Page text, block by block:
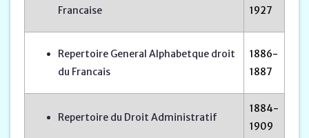
Francaise
1927
Repertoire General Alphabetque droit
du Francais
1886-
1887
Repertoire du Droit Administratif
1884-
1909